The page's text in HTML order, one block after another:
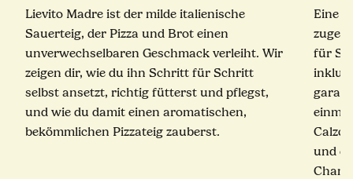
Lievito Madre ist der milde italienische
Sauerteig, der Pizza und Brot einen
unverwechselbaren Geschmack verleiht. Wir
zeigen dir, wie du ihn Schritt für Schritt
selbst ansetzt, richtig fütterst und pflegst,
und wie du damit einen aromatischen,
bekömmlichen Pizzateig zauberst.
Eine
für
und